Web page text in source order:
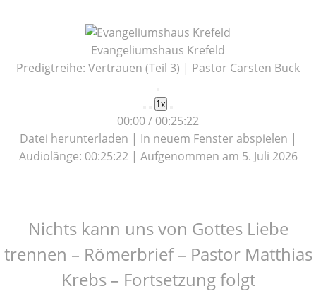
Evangeliumshaus Krefeld
Predigtreihe: Vertrauen (Teil 3) | Pastor Carsten Buck
Episode
1x
00:00/ 00:25:22
Datei herunterladen | In neuem Fenster abspielen |
Audiolänge: 00:25:22| Aufgenommen am 5. Juli 2026
Nichts kann uns von Gottes Liebe
trennen – Römerbrief – Pastor Matthias
Krebs – Fortsetzung folgt